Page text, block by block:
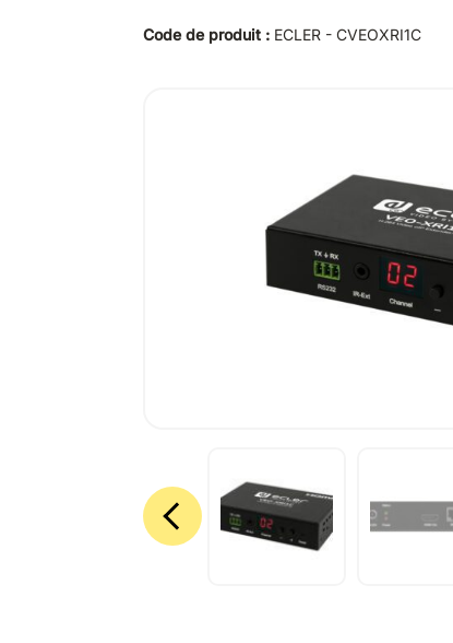
Code de produit : ECLER - CVEOXRI1C